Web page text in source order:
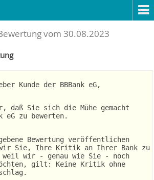
vom 30.08.2023
Kunde der BBBank eG,
daß Sie sich die Mühe gemacht
eG zu bewerten.
Bewertung veröffentlichen
Sie, Ihre Kritik an Ihrer Bank zu
weil wir - genau wie Sie - noch
gilt: Keine Kritik ohne